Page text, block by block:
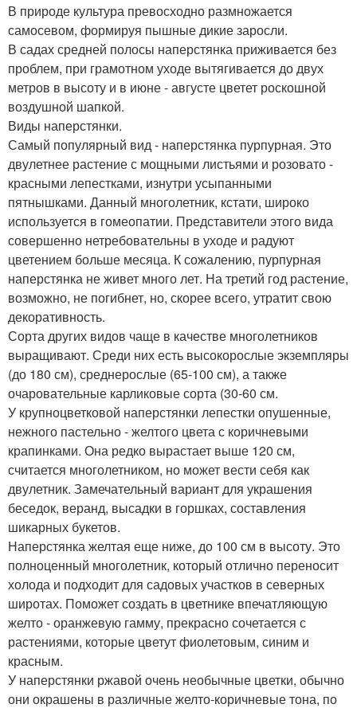
В природе культура превосходно размножается
самосевом, формируя пышные дикие заросли.
В садах средней полосы наперстянка приживается без
проблем, при грамотном уходе вытягивается до двух
метров в высоту и в июне - августе цветет роскошной
воздушной шапкой.
Виды наперстянки.
Самый популярный вид - наперстянка пурпурная. Это
двулетнее растение с мощными листьями и розовато -
красными лепестками, изнутри усыпанными
пятнышками. Данный многолетник, кстати, широко
используется в гомеопатии. Представители этого вида
совершенно нетребовательны в уходе и радуют
цветением больше месяца. К сожалению, пурпурная
наперстянка не живет много лет. На третий год растение,
возможно, не погибнет, но, скорее всего, утратит свою
декоративность.
Сорта других видов чаще в качестве многолетников
выращивают. Среди них есть высокорослые экземпляры
(до 180 см), среднерослые (65-100 см), а также
очаровательные карликовые сорта (30-60 см.
У крупноцветковой наперстянки лепестки опушенные,
нежного пастельно - желтого цвета с коричневыми
крапинками. Она редко вырастает выше 120 см,
считается многолетником, но может вести себя как
двулетник. Замечательный вариант для украшения
беседок, веранд, высадки в горшках, составления
шикарных букетов.
Наперстянка желтая еще ниже, до 100 см в высоту. Это
полноценный многолетник, который отлично переносит
холода и подходит для садовых участков в северных
широтах. Поможет создать в цветнике впечатляющую
желто - оранжевую гамму, прекрасно сочетается с
растениями, которые цветут фиолетовым, синим и
красным.
У наперстянки ржавой очень необычные цветки, обычно
они окрашены в различные желто-коричневые тона, по